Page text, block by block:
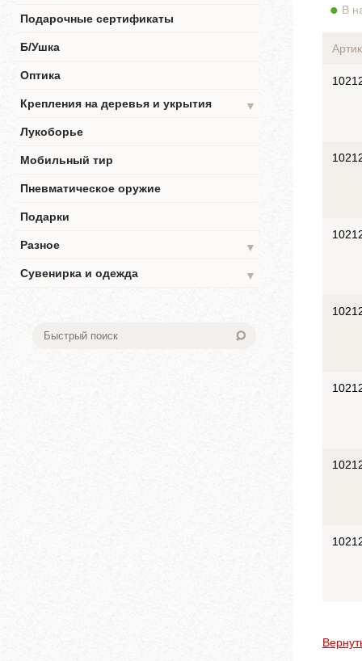
Подарочные сертификаты
Б/Ушка
Оптика
Крепления на деревья и укрытия
▼
Лукоборье
Мобильный тир
Пневматическое оружие
Подарки
Разное
▼
Сувенирка и одежда
▼
В